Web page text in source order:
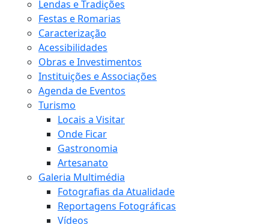
Lendas e Tradições
Festas e Romarias
Caracterização
Acessibilidades
Obras e Investimentos
Instituições e Associações
Agenda de Eventos
Turismo
Locais a Visitar
Onde Ficar
Gastronomia
Artesanato
Galeria Multimédia
Fotografias da Atualidade
Reportagens Fotográficas
Vídeos